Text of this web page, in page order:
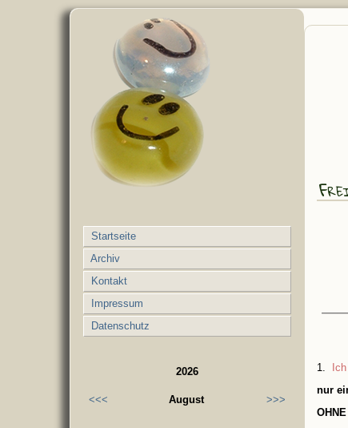
1.
nur
Startseite
Archiv
Kontakt
Impressum
Datenschutz
2026
<<< August >>>